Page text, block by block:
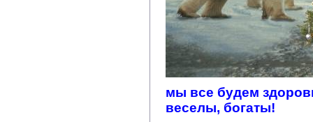
мы все будем
веселы, богаты!